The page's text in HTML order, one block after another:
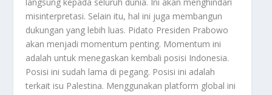
misinterpretasi. Selain itu, hal ini juga membangun
dukungan yang lebih luas. Pidato Presiden Prabowo
akan menjadi momentum penting. Momentum ini
adalah untuk menegaskan kembali posisi Indonesia.
Posisi ini sudah lama di pegang. Posisi ini adalah
terkait isu Palestina. Menggunakan platform global ini